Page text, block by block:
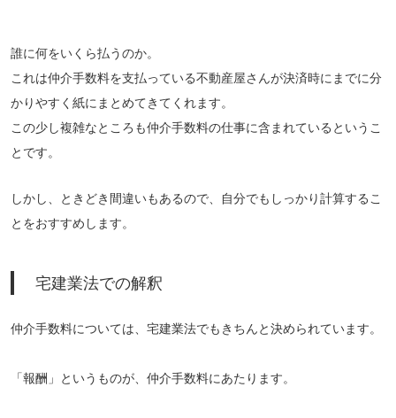
誰に何をいくら払うのか。
これは仲介手数料を支払っている不動産屋さんが決済時にまでに分
かりやすく紙にまとめてきてくれます。
この少し複雑なところも仲介手数料の仕事に含まれているというこ
とです。
しかし、ときどき間違いもあるので、自分でもしっかり計算するこ
とをおすすめします。
宅建業法での解釈
仲介手数料については、宅建業法でもきちんと決められています。
「報酬」というものが、仲介手数料にあたります。